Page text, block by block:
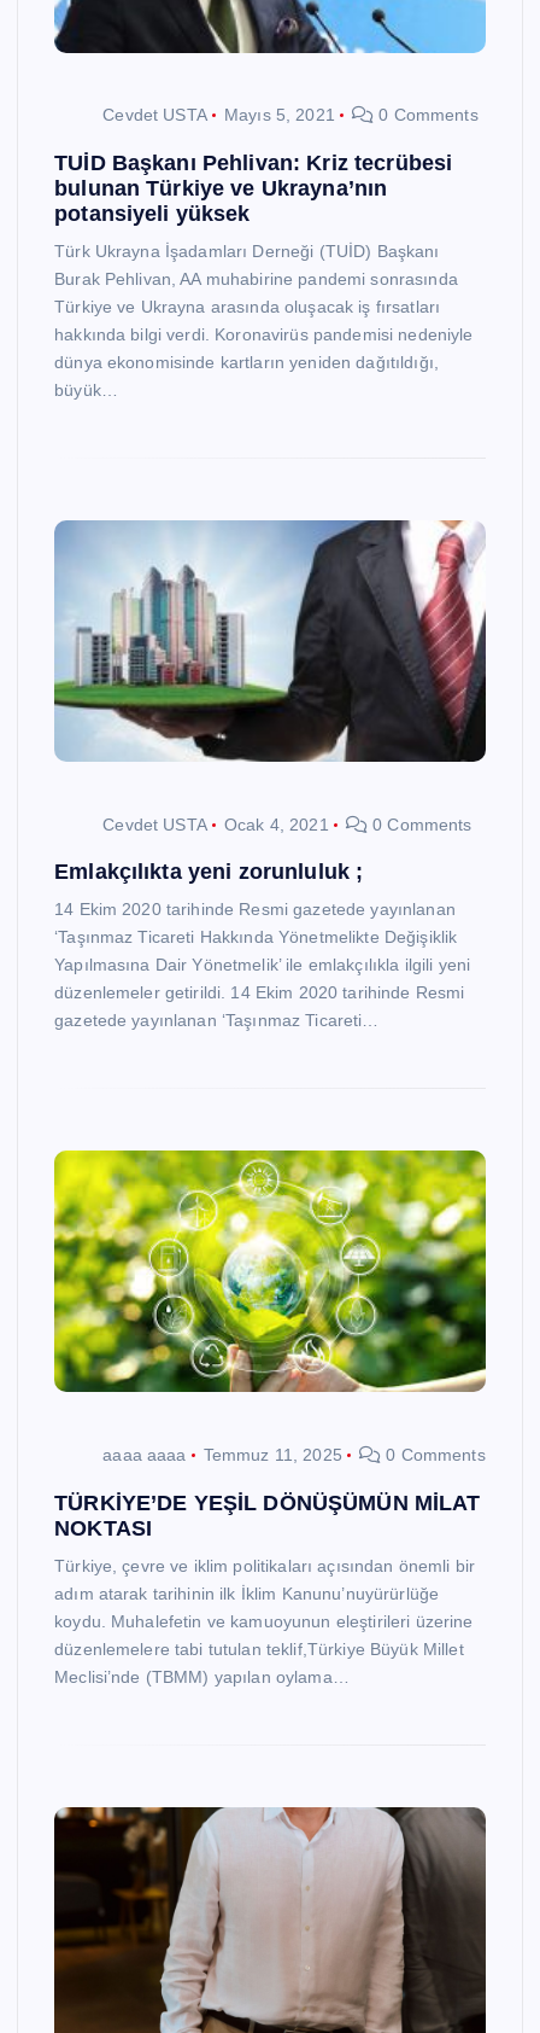
Cevdet USTA Mayıs 5, 2021 0 Comments
TUİD Başkanı Pehlivan: Kriz tecrübesi
bulunan Türkiye ve Ukrayna’nın
potansiyeli yüksek
Türk Ukrayna İşadamları Derneği (TUİD) Başkanı
Burak Pehlivan, AA muhabirine pandemi sonrasında
Türkiye ve Ukrayna arasında oluşacak iş fırsatları
hakkında bilgi verdi. Koronavirüs pandemisi nedeniyle
dünya ekonomisinde kartların yeniden dağıtıldığı,
büyük…
Cevdet USTA Ocak 4, 2021 0 Comments
Emlakçılıkta yeni zorunluluk ;
14 Ekim 2020 tarihinde Resmi gazetede yayınlanan
‘Taşınmaz Ticareti Hakkında Yönetmelikte Değişiklik
Yapılmasına Dair Yönetmelik’ ile emlakçılıkla ilgili yeni
düzenlemeler getirildi. 14 Ekim 2020 tarihinde Resmi
gazetede yayınlanan ‘Taşınmaz Ticareti…
aaaa aaaa Temmuz 11, 2025 0 Comments
TÜRKİYE’DE YEŞİL DÖNÜŞÜMÜN MİLAT
NOKTASI
Türkiye, çevre ve iklim politikaları açısından önemli bir
adım atarak tarihinin ilk İklim Kanunu’nuyürürlüğe
koydu. Muhalefetin ve kamuoyunun eleştirileri üzerine
düzenlemelere tabi tutulan teklif,Türkiye Büyük Millet
Meclisi’nde (TBMM) yapılan oylama…